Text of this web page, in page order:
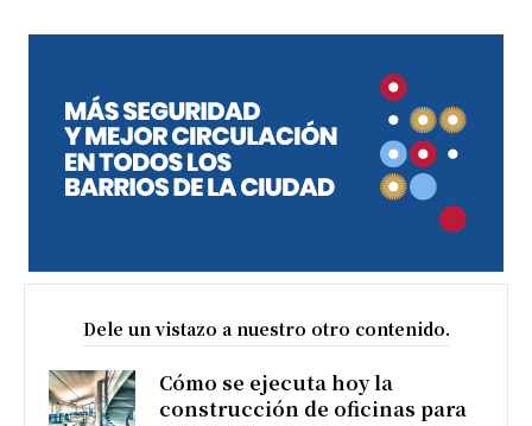
Dele un vistazo a nuestro otro contenido.
Cómo se ejecuta hoy la
construcción de oficinas para